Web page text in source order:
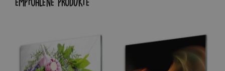
EMPFOHLENE PRODUKTE